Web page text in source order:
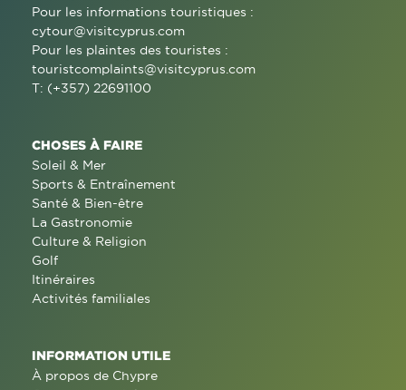
Pour les informations touristiques :
cytour@visitcyprus.com
Pour les plaintes des touristes :
touristcomplaints@visitcyprus.com
T: (+357) 22691100
CHOSES À FAIRE
Soleil & Mer
Sports & Entraînement
Santé & Bien-être
La Gastronomie
Culture & Religion
Golf
Itinéraires
Activités familiales
INFORMATION UTILE
À propos de Chypre